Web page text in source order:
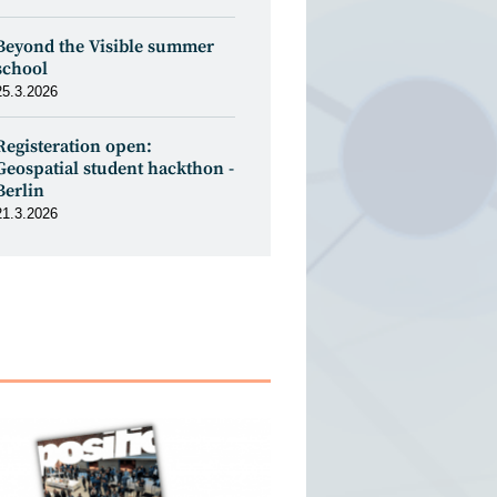
the Visible summer
open:
student hackthon -